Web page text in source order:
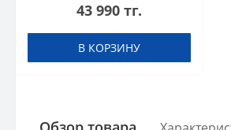
43 990 тг.
В КОРЗИНУ